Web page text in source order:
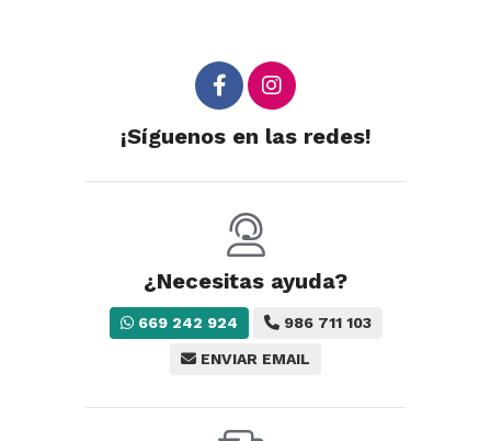
¡Síguenos en las redes!
¿Necesitas ayuda?
669 242 924 986 711 103
ENVIAR EMAIL